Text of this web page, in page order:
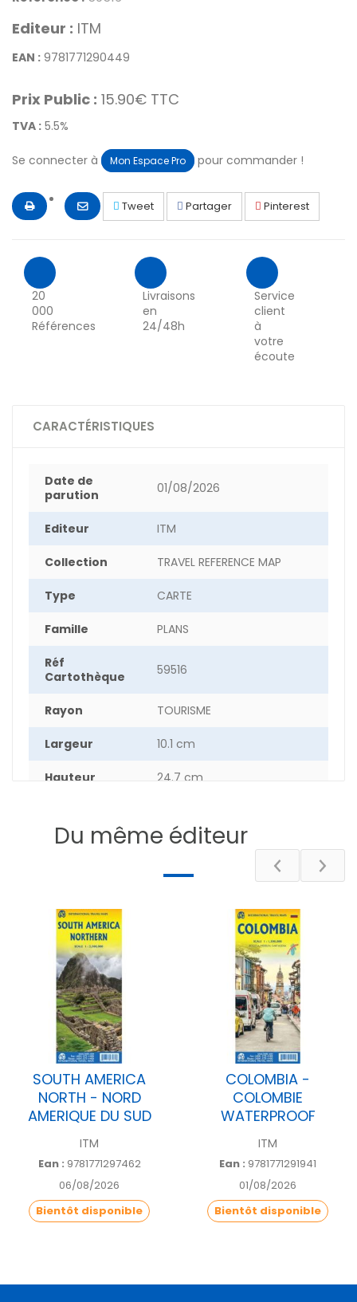
Editeur : ITM
EAN : 9781771290449
Prix Public : 15.90€ TTC
TVA : 5.5%
Se connecter à Mon Espace Pro pour commander !
Tweet Partager Pinterest
20
000
Références
Livraisons
en
24/48h
Service
client
à
votre
écoute
CARACTÉRISTIQUES
Date de
parution
01/08/2026
Editeur ITM
Collection TRAVEL REFERENCE MAP
Type CARTE
Famille PLANS
Réf
Cartothèque
59516
Rayon TOURISME
Largeur 10.1 cm
Hauteur 24.7 cm
Poids 5 g
AFRIQUE
Du même éditeur
SOUTH AMERICA
NORTH - NORD
AMERIQUE DU SUD
ITM
Ean : 9781771297462
06/08/2026
Bientôt disponible
COLOMBIA -
COLOMBIE
WATERPROOF
ITM
Ean : 9781771291941
01/08/2026
Bientôt disponible